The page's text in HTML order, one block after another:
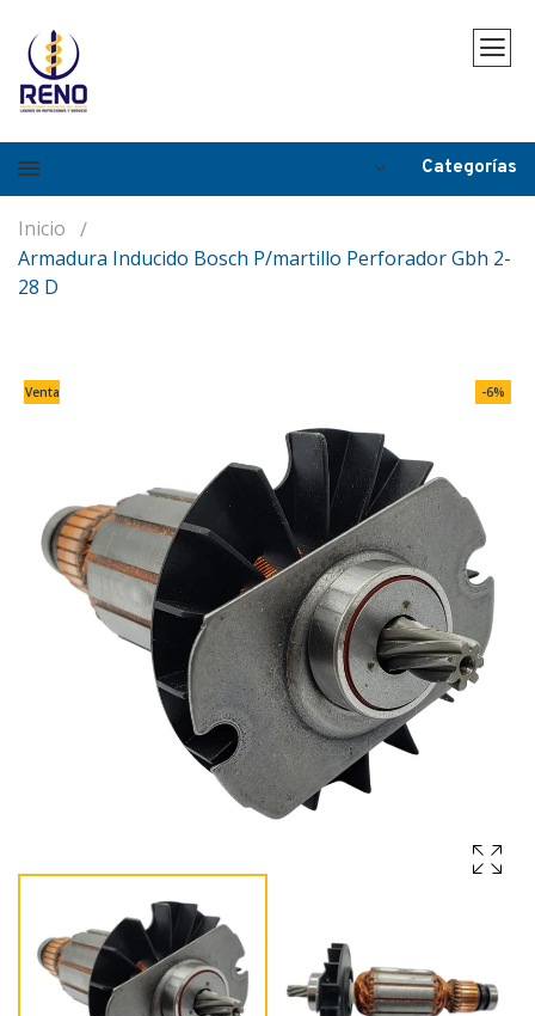
Categorías
Inicio
Armadura Inducido Bosch P/martillo Perforador Gbh 2-
28 D
Venta -6%